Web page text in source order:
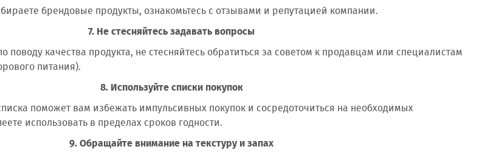
брендовые продукты, ознакомьтесь с отзывами и репутацией компании.
7. Не стесняйтесь задавать вопросы
поводу качества продукта, не стесняйтесь обратиться за советом к продавцам или специалистам
питания).
8. Используйте списки покупок
поможет вам избежать импульсивных покупок и сосредоточиться на необходимых
использовать в пределах сроков годности.
9. Обращайте внимание на текстуру и запах